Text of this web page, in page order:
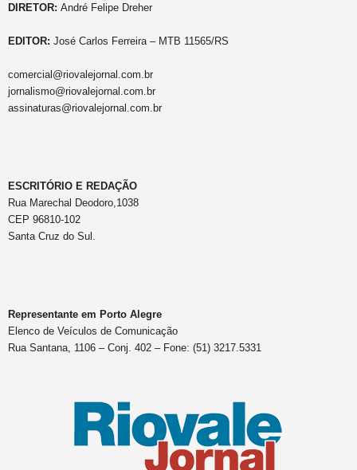
DIRETOR: André Felipe Dreher
EDITOR: José Carlos Ferreira – MTB 11565/RS
comercial@riovalejornal.com.br
jornalismo@riovalejornal.com.br
assinaturas@riovalejornal.com.br
ESCRITÓRIO E REDAÇÃO
Rua Marechal Deodoro,1038
CEP 96810-102
Santa Cruz do Sul.
Representante em Porto Alegre
Elenco de Veículos de Comunicação
Rua Santana, 1106 – Conj. 402 – Fone: (51) 3217.5331